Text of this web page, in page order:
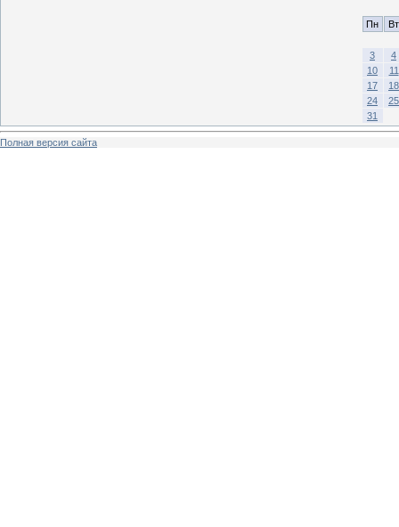
Пн Вт
3
4
10
11
17
18
24
25
31
Полная версия сайта